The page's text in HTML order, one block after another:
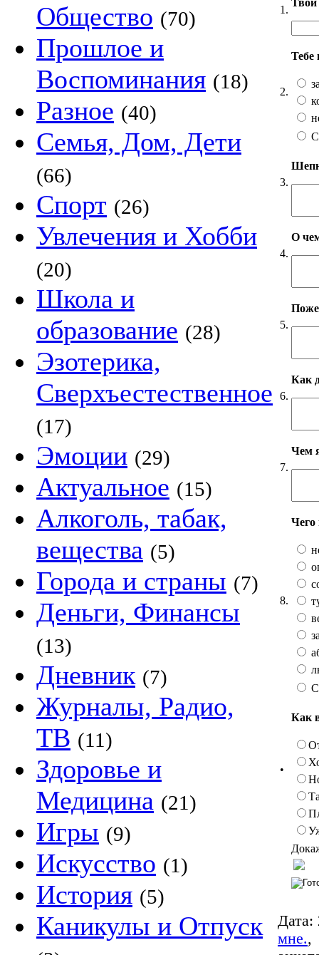
Общество (70)
Прошлое и
Воспоминания (18)
Разное (40)
Семья, Дом, Дети
(66)
Спорт (26)
Увлечения и Хобби
(20)
Школа и
образование (28)
Эзотерика,
Сверхъестественное
(17)
Эмоции (29)
Актуальное (15)
Алкоголь, табак,
вещества (5)
Города и страны (7)
Деньги, Финансы
(13)
Дневник (7)
Журналы, Радио,
ТВ (11)
Здоровье и
Медицина (21)
Игры (9)
Искусство (1)
История (5)
Каникулы и Отпуск
1.
2.
Тебе
3.
4.
О
5.
6.
Как
7.
Чем
8.
Чего
•
Как
Дата:
мне.